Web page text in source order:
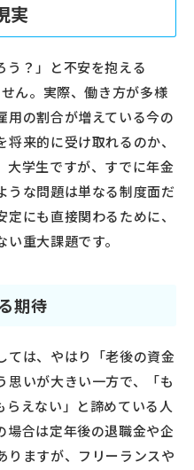
実
う？」と不安を抱える
ん。実際、働き方が多様
用の割合が増えている今の
来的に受け取れるのか、
大学生ですが、すでに年金
うな問題は単なる制度面だ
にも直接関わるために、
重大課題です。
期待
ては、やはり「老後の資金
思いが大きい一方で、「も
らえない」と諦めている人
場合は定年後の退職金や企
りますが、フリーランスや